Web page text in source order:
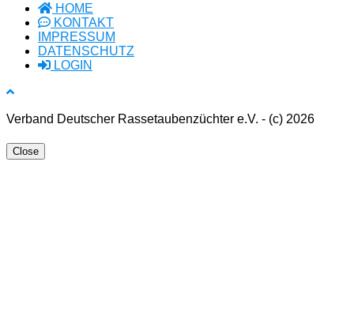
HOME
KONTAKT
IMPRESSUM
DATENSCHUTZ
LOGIN
Verband Deutscher Rassetaubenzüchter e.V. - (c) 2026
Close